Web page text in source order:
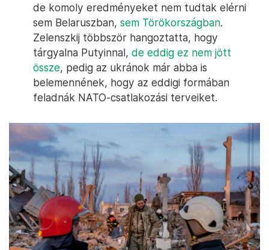
de komoly eredményeket nem tudtak elérni
sem Belaruszban, sem Törökországban.
Zelenszkij többször hangoztatta, hogy
tárgyalna Putyinnal, de eddig ez nem jött
össze, pedig az ukránok már abba is
belemennének, hogy az eddigi formában
feladnák NATO-csatlakozási terveiket.